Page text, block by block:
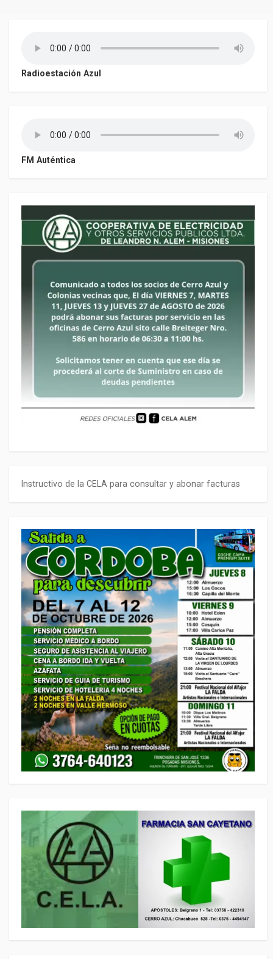
Radioestación Azul
FM Auténtica
Instructivo de la CELA para consultar y abonar facturas